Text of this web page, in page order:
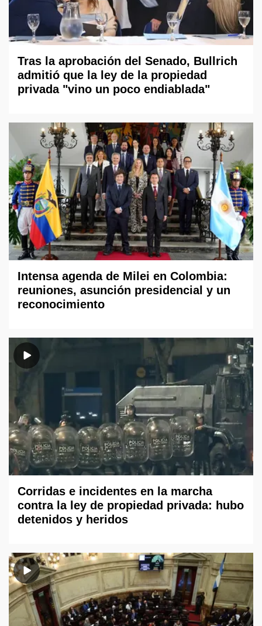
Tras la aprobación del Senado, Bullrich
admitió que la ley de la propiedad
privada "vino un poco endiablada"
Intensa agenda de Milei en Colombia:
reuniones, asunción presidencial y un
reconocimiento
Corridas e incidentes en la marcha
contra la ley de propiedad privada: hubo
detenidos y heridos